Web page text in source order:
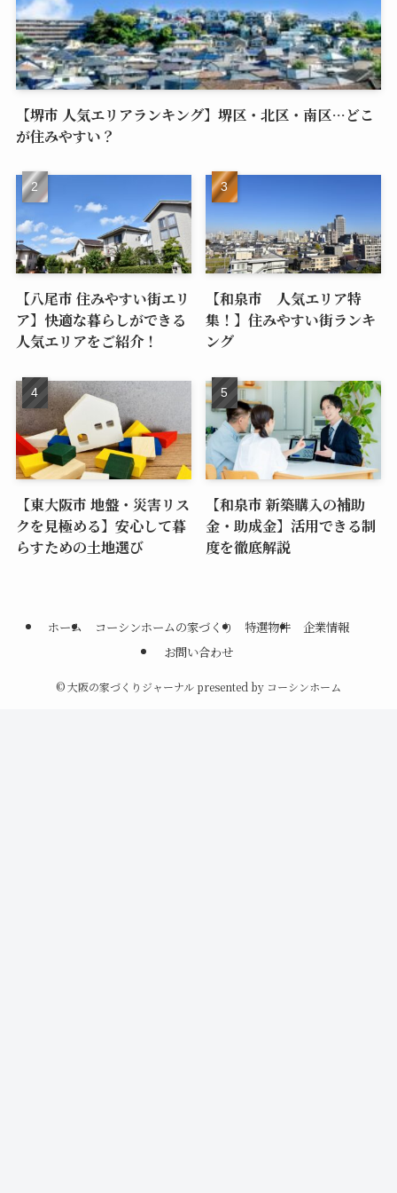
【堺市 人気エリアランキング】堺区・北区・南区…どこ
が住みやすい？
【八尾市 住みやすい街エリ
ア】快適な暮らしができる
人気エリアをご紹介！
【和泉市 人気エリア特
集！】住みやすい街ランキ
ング
【東大阪市 地盤・災害リス
クを見極める】安心して暮
らすための土地選び
【和泉市 新築購入の補助
金・助成金】活用できる制
度を徹底解説
ホーム コーシンホームの家づくり 特選物件
企業情報
お問い合わせ
©大阪の家づくりジャーナル presented by コーシンホーム